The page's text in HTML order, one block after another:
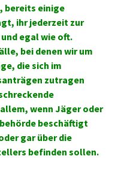
bereits einige
ihr jederzeit zur
egal wie oft.
bei denen wir um
die sich im
zutragen
wenn Jäger oder
beschäftigt
gar über die
befinden sollen.